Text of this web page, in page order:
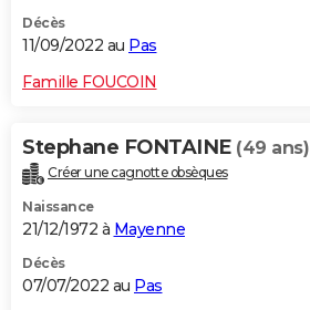
Décès
11/09/2022 au Pas
Famille FOUCOIN
Stephane FONTAINE (49 ans)
Créer une cagnotte obsèques
Naissance
21/12/1972 à Mayenne
Décès
07/07/2022 au Pas